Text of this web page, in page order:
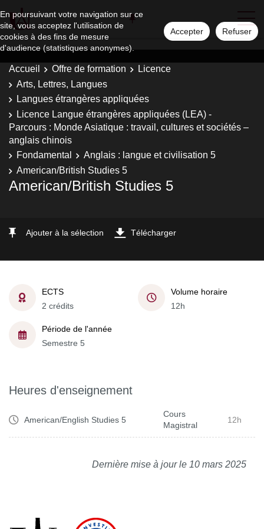
En poursuivant votre navigation sur ce
site, vous acceptez l'utilisation de
cookies à des fins de mesure
d'audience (statistiques anonymes).
Accepter Refuser
Accueil Offre de formation
Licence
Arts, Lettres, Langues
Langues étrangères appliquées
Licence Langue étrangères appliquées (LEA) -
Parcours : Monde Asiatique : travail, cultures et sociétés –
anglais chinois
Fondamental
Anglais : langue et civilisation 5
American/British Studies 5
American/British Studies 5
Ajouter à la sélection Télécharger
ECTS
2 crédits
Volume horaire
12h
Période de l'année
Semestre 5
Heures d'enseignement
American/English Studies 5
Cours
Magistral
12h
Dernière mise à jour le 10 mars 2025